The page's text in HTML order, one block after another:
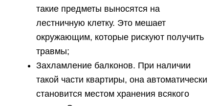
такие предметы выносятся на
лестничную клетку. Это мешает
окружающим, которые рискуют получить
травмы;
Захламление балконов. При наличии
такой части квартиры, она автоматически
становится местом хранения всякого